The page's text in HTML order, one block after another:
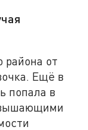
района от
Ещё в
попала в